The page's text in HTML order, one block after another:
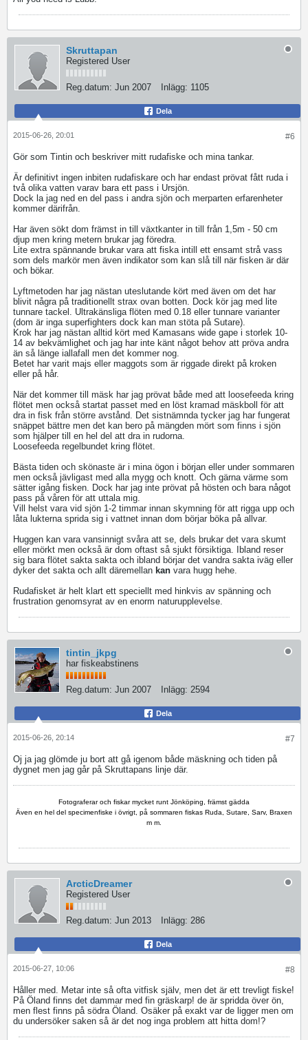
Skruttapan
Registered User
Reg.datum: Jun 2007 Inlägg: 1105
Dela
#6
2015-06-26, 20:01
Gör som Tintin och beskriver mitt rudafiske och mina tankar.
Är definitivt ingen inbiten rudafiskare och har endast prövat fått ruda i
två olika vatten varav bara ett pass i Ursjön.
Dock la jag ned en del pass i andra sjön och merparten erfarenheter
kommer därifrån.
Har även sökt dom främst in till växtkanter in till från 1,5m - 50 cm
djup men kring metern brukar jag föredra.
Lite extra spännande brukar vara att fiska intill ett ensamt strå vass
som dels markör men även indikator som kan slå till när fisken är där
och bökar.
Lyftmetoden har jag nästan uteslutande kört med även om det har
blivit några på traditionellt strax ovan botten. Dock kör jag med lite
tunnare tackel. Ultrakänsliga flöten med 0.18 eller tunnare varianter
(dom är inga superfighters dock kan man stöta på Sutare).
Krok har jag nästan alltid kört med Kamasans wide gape i storlek 10-
14 av bekvämlighet och jag har inte känt något behov att pröva andra
än så länge iallafall men det kommer nog.
Betet har varit majs eller maggots som är riggade direkt på kroken
eller på hår.
När det kommer till mäsk har jag prövat både med att loosefeeda kring
flötet men också startat passet med en löst kramad mäskboll för att
dra in fisk från större avstånd. Det sistnämnda tycker jag har fungerat
snäppet bättre men det kan bero på mängden mört som finns i sjön
som hjälper till en hel del att dra in rudorna.
Loosefeeda regelbundet kring flötet.
Bästa tiden och skönaste är i mina ögon i början eller under sommaren
men också jävligast med alla mygg och knott. Och gärna värme som
sätter igång fisken. Dock har jag inte prövat på hösten och bara något
pass på våren för att uttala mig.
Vill helst vara vid sjön 1-2 timmar innan skymning för att rigga upp och
låta lukterna sprida sig i vattnet innan dom börjar böka på allvar.
Huggen kan vara vansinnigt svåra att se, dels brukar det vara skumt
eller mörkt men också är dom oftast så sjukt försiktiga. Ibland reser
sig bara flötet sakta sakta och ibland börjar det vandra sakta iväg eller
dyker det sakta och allt däremellan kan vara hugg hehe.
Rudafisket är helt klart ett speciellt med hinkvis av spänning och
frustration genomsyrat av en enorm naturupplevelse.
tintin_jkpg
har fiskeabstinens
Reg.datum: Jun 2007 Inlägg: 2594
Dela
#7
2015-06-26, 20:14
Oj ja jag glömde ju bort att gå igenom både mäskning och tiden på
dygnet men jag går på Skruttapans linje där.
Fotograferar och fiskar mycket runt Jönköping, främst gädda
Även en hel del specimenfiske i övrigt, på sommaren fiskas Ruda, Sutare, Sarv, Braxen
m m.
ArcticDreamer
Registered User
Reg.datum: Jun 2013 Inlägg: 286
Dela
#8
2015-06-27, 10:06
Håller med. Metar inte så ofta vitfisk själv, men det är ett trevligt fiske!
På Öland finns det dammar med fin gräskarp! de är spridda över ön,
men flest finns på södra Öland. Osäker på exakt var de ligger men om
du undersöker saken så är det nog inga problem att hitta dom!?